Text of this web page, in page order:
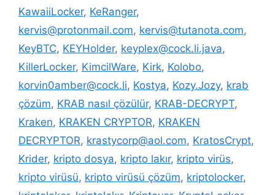
KawaiiLocker, KeRanger,
kervis@protonmail.com, kervis@tutanota.com,
KeyBTC, KEYHolder, keyplex@cock.li.java,
KillerLocker, KimcilWare, Kirk, Kolobo,
korvin0amber@cock.li, Kostya, Kozy.Jozy, krab
çözüm, KRAB nasıl çözülür, KRAB-DECRYPT,
Kraken, KRAKEN CRYPTOR, KRAKEN
DECRYPTOR, krastycorp@aol.com, KratosCrypt,
Krider, kripto dosya, kripto lakır, kripto virüs,
kripto virüsü, kripto virüsü çözüm, kriptolocker,